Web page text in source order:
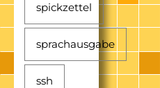
spickzettel
sprachausgabe
ssh